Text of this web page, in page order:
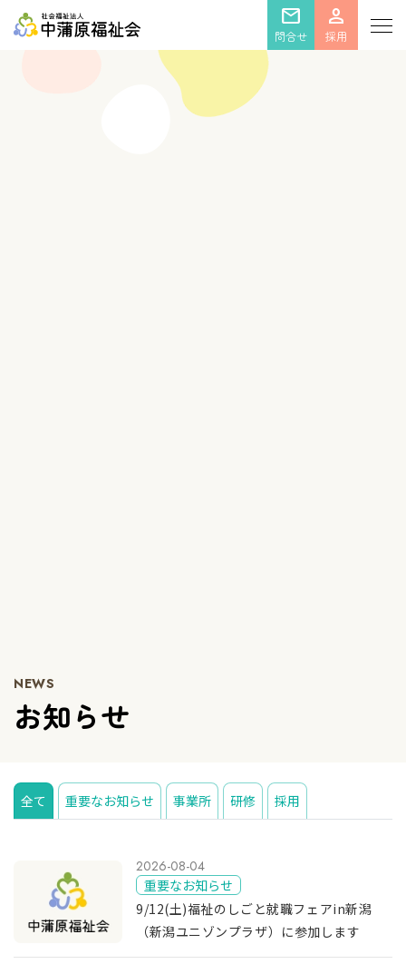
mail
問合せ
person
採用
NEWS
お知らせ
全て 重要なお知らせ 事業所 研修 採用
2026-08-04
重要なお知らせ
9/12(土)福祉のしごと就職フェアin新潟
（新潟ユニゾンプラザ）に参加します